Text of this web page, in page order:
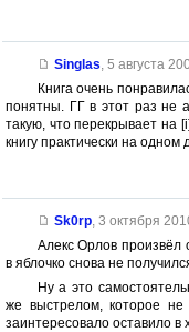
Singlas 5 августа
Книга очень
понятны. ГГ в этот раз не
такую, что перекрывает на
книгу практически на одном
Sk0rp, 3 октября
Алекс Орлов произвёл
в яблочко снова не
Ну а это
же выстрелом, которое не
заинтересовало оставило